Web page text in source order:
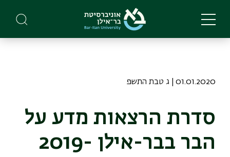
main
01.01.2020 | ג טבת התשפ
סדרת הרצאות מדע על
הבר בבר-אילן 2019-